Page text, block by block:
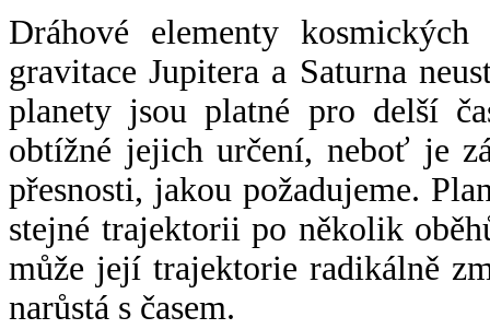
Dráhové elementy
gravitace Jupitera a Saturna
planety jsou platné pro delší
obtížné jejich určení, neboť je
přesnosti, jakou požadujeme.
stejné trajektorii po několik
může její trajektorie radikálně
narůstá s časem.